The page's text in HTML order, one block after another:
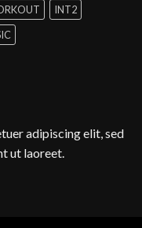
INT2
adipiscing elit, sed
ut laoreet.